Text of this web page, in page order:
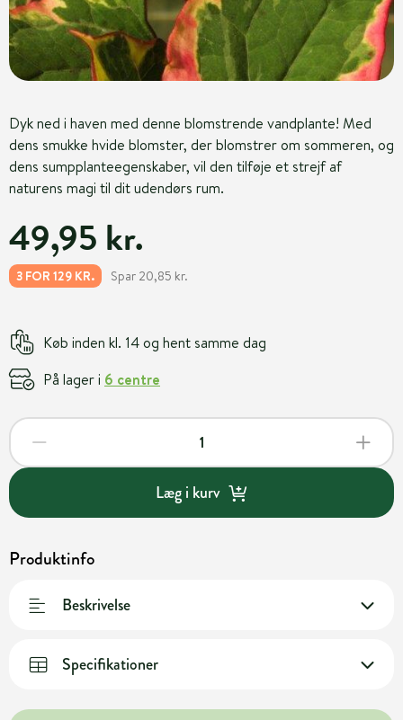
Dyk ned i haven med denne blomstrende vandplante! Med
dens smukke hvide blomster, der blomstrer om sommeren, og
dens sumpplanteegenskaber, vil den tilføje et strejf af
naturens magi til dit udendørs rum.
49,95 kr.
3 FOR 129 KR. Spar 20,85 kr.
Køb inden kl. 14 og hent samme dag
På lager i 6 centre
Læg i kurv
Produktinfo
Beskrivelse
Specifikationer